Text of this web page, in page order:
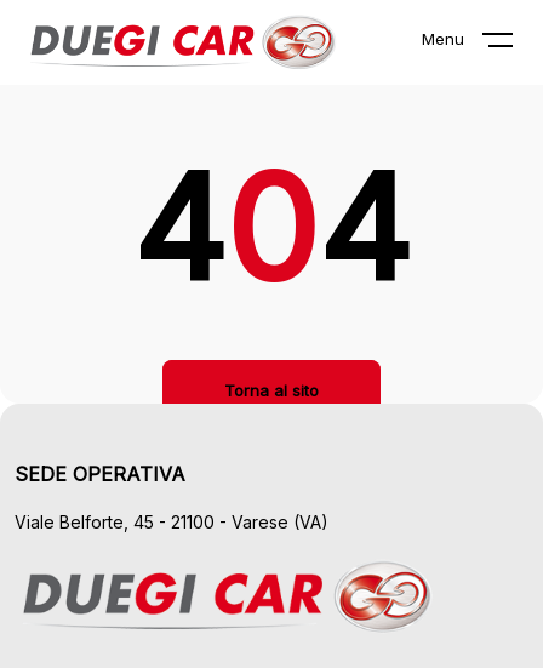
Menu
La pagina che stai cercando non
esiste!
404
Torna al sito
SEDE OPERATIVA
Viale Belforte, 45 - 21100 - Varese (VA)